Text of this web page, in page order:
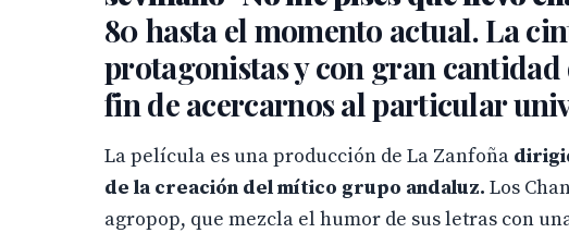
80 hasta el momento actual. La
protagonistas y con gran
fin de acercarnos al particular
La película es una producción de La Zanfoña
de la creación del mítico grupo andaluz. Los
agropop, que mezcla el humor de sus letras con